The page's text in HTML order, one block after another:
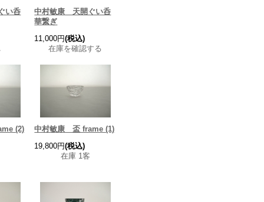
い呑
中村敏康 天開ぐい呑
華繋ぎ
11,000円(税込)
在庫を確認する
(2)
中村敏康 盃 frame (1)
19,800円(税込)
在庫 1客